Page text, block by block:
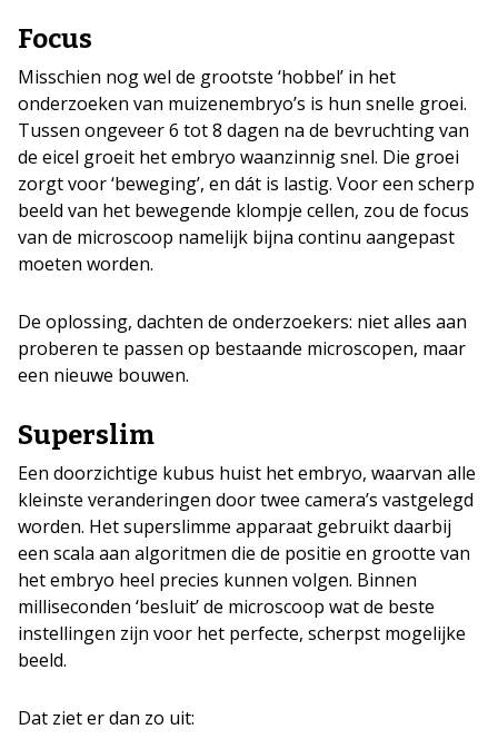
Focus
Misschien nog wel de grootste ‘hobbel’ in het
onderzoeken van muizenembryo’s is hun snelle groei.
Tussen ongeveer 6 tot 8 dagen na de bevruchting van
de eicel groeit het embryo waanzinnig snel. Die groei
zorgt voor ‘beweging’, en dát is lastig. Voor een scherp
beeld van het bewegende klompje cellen, zou de focus
van de microscoop namelijk bijna continu aangepast
moeten worden.
De oplossing, dachten de onderzoekers: niet alles aan
proberen te passen op bestaande microscopen, maar
een nieuwe bouwen.
Superslim
Een doorzichtige kubus huist het embryo, waarvan alle
kleinste veranderingen door twee camera’s vastgelegd
worden. Het superslimme apparaat gebruikt daarbij
een scala aan algoritmen die de positie en grootte van
het embryo heel precies kunnen volgen. Binnen
milliseconden ‘besluit’ de microscoop wat de beste
instellingen zijn voor het perfecte, scherpst mogelijke
beeld.
Dat ziet er dan zo uit: